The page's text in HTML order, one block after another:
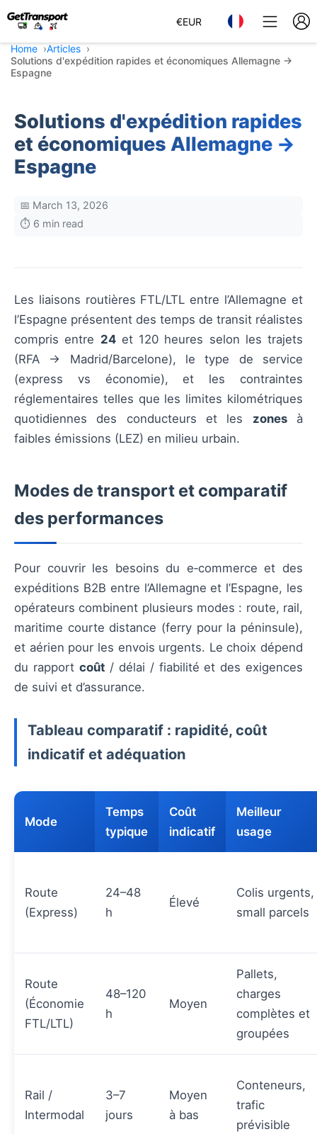
€EUR
Home
Articles
Solutions d'expédition rapides et économiques Allemagne →
Espagne
Solutions d'expédition rapides
et économiques Allemagne →
Espagne
📅 March 13, 2026
⏱️ 6 min read
Les liaisons routières FTL/LTL entre l’Allemagne et
l’Espagne présentent des temps de transit réalistes
compris entre 24et 120 heures selon les trajets
(RFA → Madrid/Barcelone), le type de service
(express vs économie), et les contraintes
réglementaires telles que les limites kilométriques
quotidiennes des conducteurs et les zonesà
faibles émissions (LEZ) en milieu urbain.
Modes de transport et comparatif
des performances
Pour couvrir les besoins du e‑commerce et des
expéditions B2B entre l’Allemagne et l’Espagne, les
opérateurs combinent plusieurs modes : route, rail,
maritime courte distance (ferry pour la péninsule),
et aérien pour les envois urgents. Le choix dépend
du rapport coût / délai / fiabilité et des exigences
de suivi et d’assurance.
Tableau comparatif : rapidité, coût
indicatif et adéquation
Mode
Temps
typique
Coût
indicatif
Meilleur
usage
Route
(Express)
24–48
h
Élevé
Colis urgents,
small parcels
Route
(Économie
FTL/LTL)
48–120
h
Moyen
Pallets,
charges
complètes et
groupées
Rail /
Intermodal
3–7
jours
Moyen
à bas
Conteneurs,
trafic
prévisible